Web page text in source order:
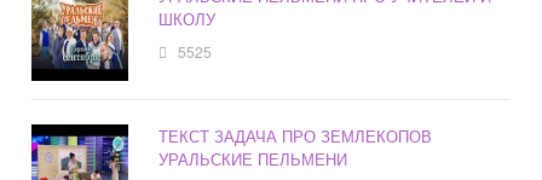
ШКОЛУ
5525
ТЕКСТ ЗАДАЧА ПРО ЗЕМЛЕКОПОВ
УРАЛЬСКИЕ ПЕЛЬМЕНИ